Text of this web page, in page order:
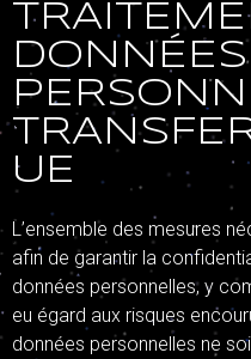
Contact
Nous
Vision
DONNÉES
UE
L’ensemble des mesures
afin de garantir la
données personnelles, y
eu égard aux risques
données personnelles ne